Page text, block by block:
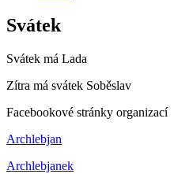
Svátek
Svátek má Lada
Zítra má svátek Soběslav
Facebookové stránky organizací
Archlebjan
Archlebjanek